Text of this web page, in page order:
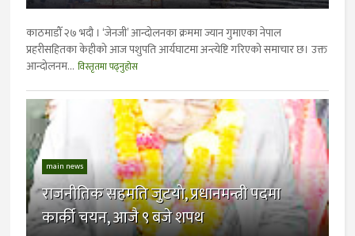
काठमाडौँ २७ भदौ । ‘जेनजी’ आन्दोलनका क्रममा ज्यान गुमाएका नेपाल
प्रहरीसहितका केहीको आज पशुपति आर्यघाटमा अन्त्येष्टि गरिएको समाचार छ। उक्त
आन्दोलनम... विस्तृतमा पढ्नुहोस
main news
राजनीतिक सहमति जुटयाे, प्रधानमन्त्री पदमा
कार्की चयन, आजै ९ बजे शपथ